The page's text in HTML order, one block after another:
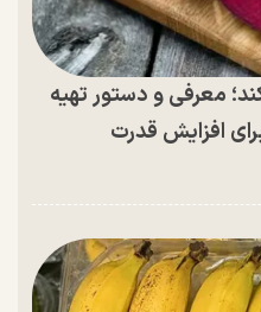
معرفی و دستور تهیه
افزایش قدرت